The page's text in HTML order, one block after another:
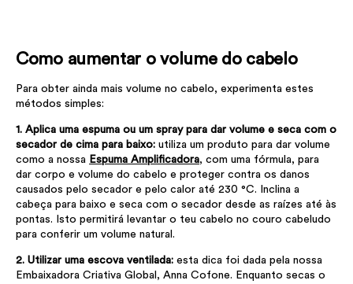
Como aumentar o volume do cabelo
Para obter ainda mais volume no cabelo, experimenta estes
métodos simples:
1. Aplica uma espuma ou um spray para dar volume e seca com o
secador de cima para baixo: utiliza um produto para dar volume
como a nossa Espuma Amplificadora, com uma fórmula, para
dar corpo e volume do cabelo e proteger contra os danos
causados pelo secador e pelo calor até 230 °C. Inclina a
cabeça para baixo e seca com o secador desde as raízes até às
pontas. Isto permitirá levantar o teu cabelo no couro cabeludo
para conferir um volume natural.
2. Utilizar uma escova ventilada: esta dica foi dada pela nossa
Embaixadora Criativa Global, Anna Cofone. Enquanto secas o